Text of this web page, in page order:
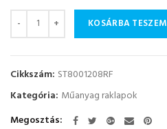
Mennyiség KOSÁRBA TESZEM
Cikkszám: ST8001208RF
Kategória: Műanyag raklapok
Megosztás